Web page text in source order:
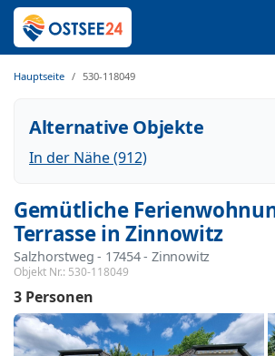
Hauptseite 530-118049
Alternative Objekte
In der Nähe (912)
Gemütliche
Terrasse in Zinnowitz
Salzhorstweg - 17454 - Zinnowitz
Objekt Nr.: 530-118049
3 Personen